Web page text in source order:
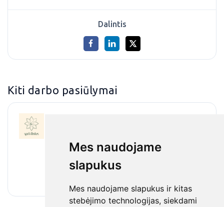
Mes naudojame
slapukus
Mes naudojame slapukus ir kitas
stebėjimo technologijas, siekdami
Dalintis
Kiti darbo pasiūlymai
Nuotoliu (Druskininkai, Lithuania)
€2 500 - €3 500 / mėnesinis darbo užmokestis
(prieš mokesčius)